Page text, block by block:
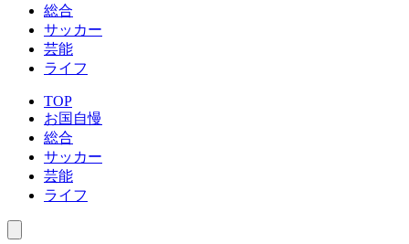
総合
サッカー
芸能
ライフ
TOP
お国自慢
総合
サッカー
芸能
ライフ